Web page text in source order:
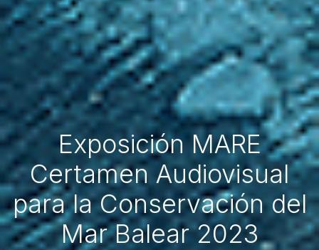
Exposición MARE
Certamen Audiovisual
para la Conservación del
Mar Balear 2023